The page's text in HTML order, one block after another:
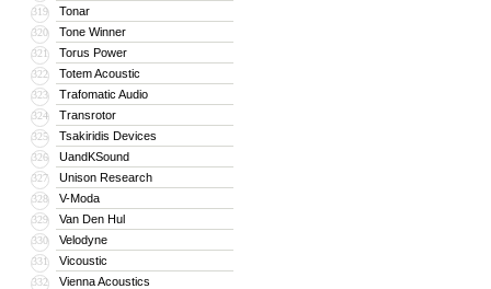
319 Tonar
320 Tone Winner
321 Torus Power
322 Totem Acoustic
323 Trafomatic Audio
324 Transrotor
325 Tsakiridis Devices
326 UandKSound
327 Unison Research
328 V-Moda
329 Van Den Hul
330 Velodyne
331 Vicoustic
332 Vienna Acoustics